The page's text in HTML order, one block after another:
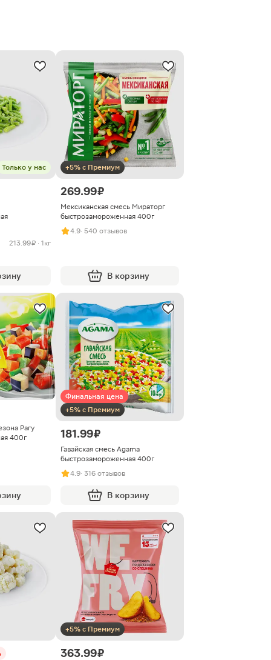
Только у нас
213.99 ₽ · 1кг
+5% с Премиум
269.99 ₽
Мексиканская смесь Мираторг
быстрозамороженная 400г
4.9· 540 отзывов
В корзину
Рагу
400г
Финальная цена
+5% с Премиум
181.99 ₽
Гавайская смесь Agama
быстрозамороженная 400г
4.9· 316 отзывов
В корзину
+5% с Премиум
363.99 ₽